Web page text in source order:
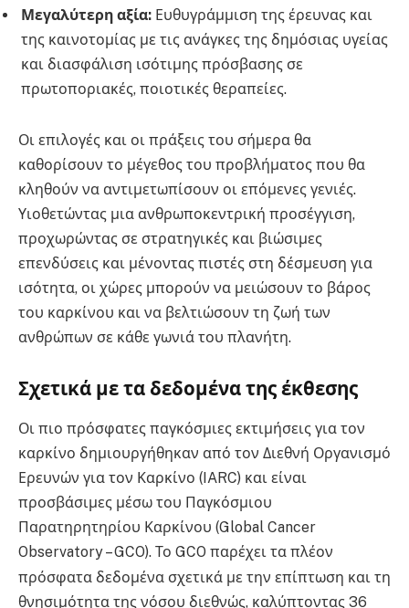
Μεγαλύτερη αξία: Ευθυγράμμιση της έρευνας και
της καινοτομίας με τις ανάγκες της δημόσιας υγείας
και διασφάλιση ισότιμης πρόσβασης σε
πρωτοποριακές, ποιοτικές θεραπείες.
Οι επιλογές και οι πράξεις του σήμερα θα
καθορίσουν το μέγεθος του προβλήματος που θα
κληθούν να αντιμετωπίσουν οι επόμενες γενιές.
Υιοθετώντας μια ανθρωποκεντρική προσέγγιση,
προχωρώντας σε στρατηγικές και βιώσιμες
επενδύσεις και μένοντας πιστές στη δέσμευση για
ισότητα, οι χώρες μπορούν να μειώσουν το βάρος
του καρκίνου και να βελτιώσουν τη ζωή των
ανθρώπων σε κάθε γωνιά του πλανήτη.
Σχετικά με τα δεδομένα της έκθεσης
Οι πιο πρόσφατες παγκόσμιες εκτιμήσεις για τον
καρκίνο δημιουργήθηκαν από τον Διεθνή Οργανισμό
Ερευνών για τον Καρκίνο (IARC) και είναι
προσβάσιμες μέσω του Παγκόσμιου
Παρατηρητηρίου Καρκίνου (Global Cancer
Observatory – GCO). Το GCO παρέχει τα πλέον
πρόσφατα δεδομένα σχετικά με την επίπτωση και τη
θνησιμότητα της νόσου διεθνώς, καλύπτοντας 36